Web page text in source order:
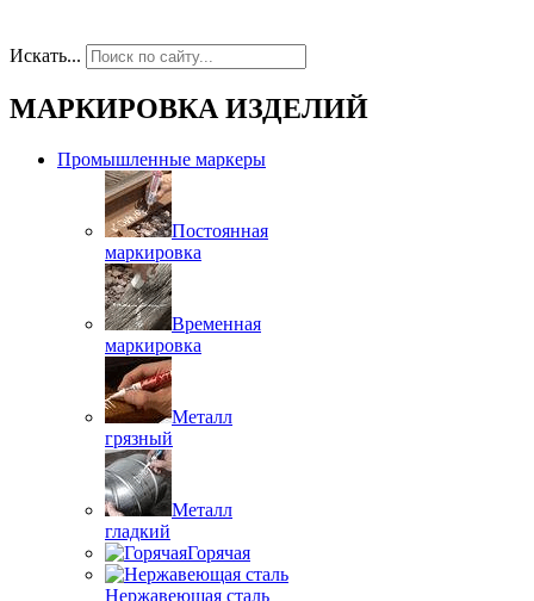
Искать...
МАРКИРОВКА ИЗДЕЛИЙ
Промышленные маркеры
Постоянная
маркировка
Временная
маркировка
Металл
грязный
Металл
гладкий
Горячая
Нержавеющая сталь